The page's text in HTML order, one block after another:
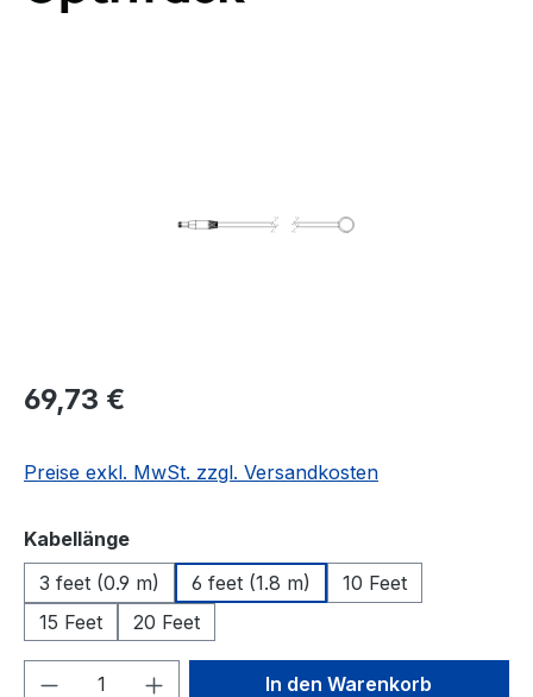
Regulärer Preis:
69,73 €
Preise exkl. MwSt. zzgl. Versandkosten
Kabellängeauswählen
3 feet (0.9 m)
6 feet (1.8 m)
10 Feet
15 Feet
20 Feet
Produkt Anzahl: Gib denIn den Warenkorb